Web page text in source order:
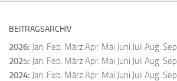
BEITRAGSARCHIV
2026: Jan. Feb. MärzApr. Mai Juni Juli Aug. Sep.
2025: Jan. Feb. MärzApr. Mai Juni Juli Aug. Sep.
2024: Jan. Feb. MärzApr. Mai Juni Juli Aug. Sep.